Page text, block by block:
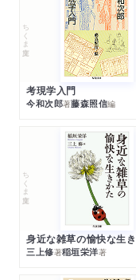
ちくま文庫
考現学入門
今和次郎著藤森照信編
ちくま文庫
身近な雑草の愉快な生
三上修著稲垣栄洋著